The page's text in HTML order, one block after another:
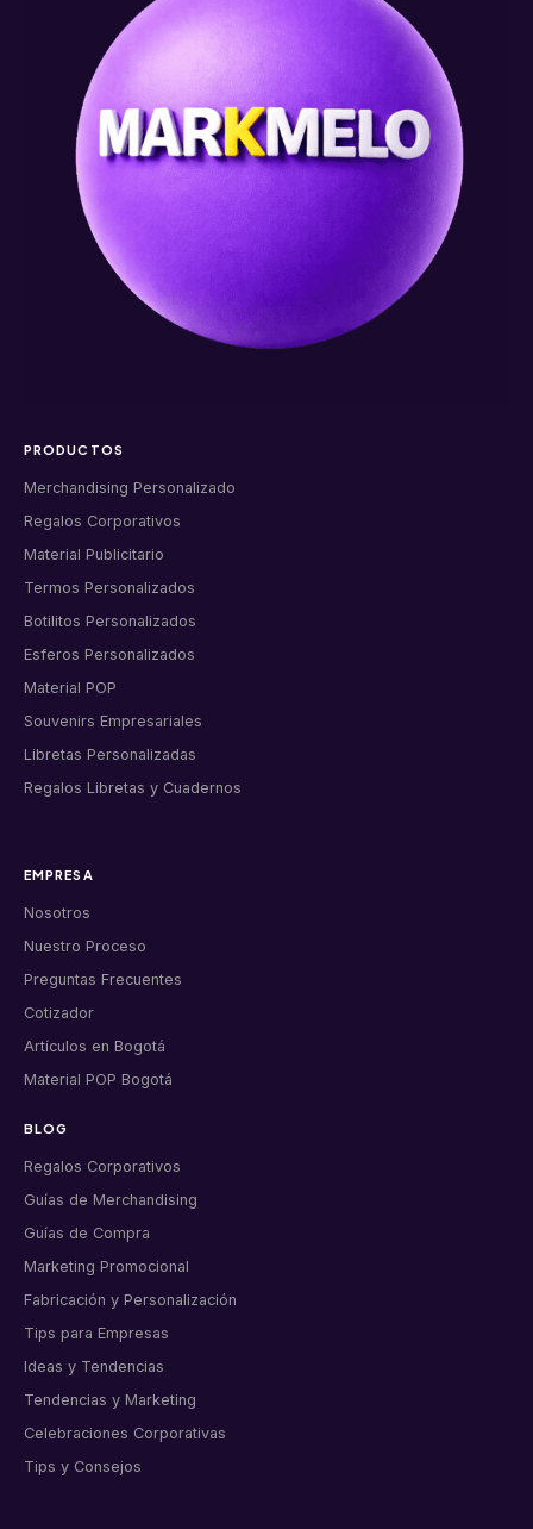
PRODUCTOS
Merchandising Personalizado
Regalos Corporativos
Material Publicitario
Termos Personalizados
Botilitos Personalizados
Esferos Personalizados
Material POP
Souvenirs Empresariales
Libretas Personalizadas
Regalos Libretas y Cuadernos
EMPRESA
Nosotros
Nuestro Proceso
Preguntas Frecuentes
Cotizador
Artículos en Bogotá
Material POP Bogotá
BLOG
Regalos Corporativos
Guías de Merchandising
Guías de Compra
Marketing Promocional
Fabricación y Personalización
Tips para Empresas
Ideas y Tendencias
Tendencias y Marketing
Celebraciones Corporativas
Tips y Consejos